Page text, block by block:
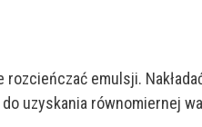
emulsji.
uzyskania równomiernej